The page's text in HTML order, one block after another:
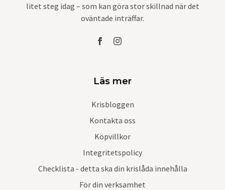
litet steg idag – som kan göra stor skillnad när det
oväntade inträffar.
Läs mer
Krisbloggen
Kontakta oss
Köpvillkor
Integritetspolicy
Checklista - detta ska din krislåda innehålla
För din verksamhet